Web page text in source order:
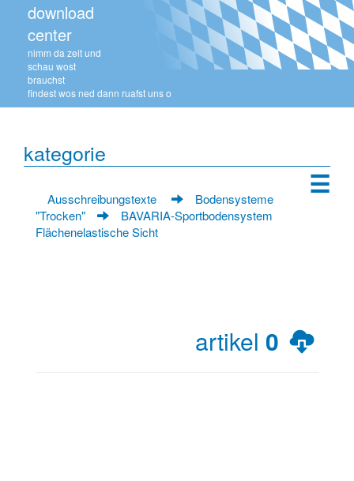
download
center
nimm da zeit und
schau wost
brauchst
findest wos ned dann ruafst uns o
kategorie
☰
Ausschreibungstexte
Bodensysteme
"Trocken"
BAVARIA-Sportbodensystem
Flächenelastische Sicht
artikel 0